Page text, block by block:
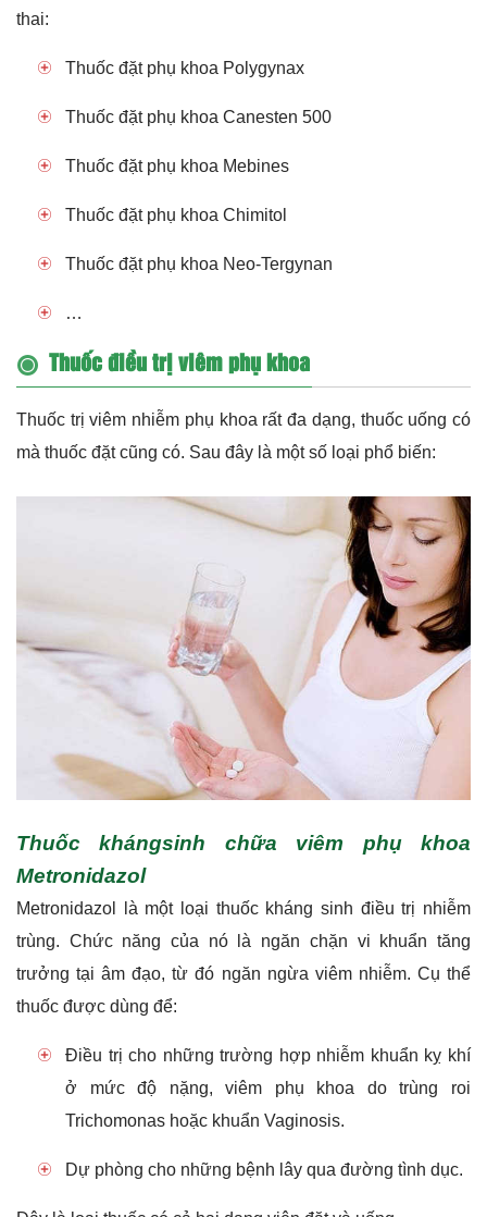
thai:
Thuốc đặt phụ khoa Polygynax
Thuốc đặt phụ khoa Canesten 500
Thuốc đặt phụ khoa Mebines
Thuốc đặt phụ khoa Chimitol
Thuốc đặt phụ khoa Neo-Tergynan
…
Thuốc điều trị viêm phụ khoa
Thuốc trị viêm nhiễm phụ khoa rất đa dạng, thuốc uống có
mà thuốc đặt cũng có. Sau đây là một số loại phổ biến:
Thuốc khángsinh chữa viêm phụ khoa
Metronidazol
Metronidazol là một loại thuốc kháng sinh điều trị nhiễm
trùng. Chức năng của nó là ngăn chặn vi khuẩn tăng
trưởng tại âm đạo, từ đó ngăn ngừa viêm nhiễm. Cụ thể
thuốc được dùng để:
Điều trị cho những trường hợp nhiễm khuẩn kỵ khí
ở mức độ nặng, viêm phụ khoa do trùng roi
Trichomonas hoặc khuẩn Vaginosis.
Dự phòng cho những bệnh lây qua đường tình dục.